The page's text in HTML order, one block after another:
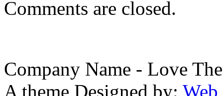
Comments are closed.
Company Name - Love
A theme Designed by: